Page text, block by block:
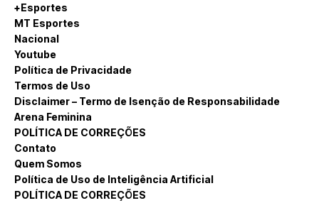
+Esportes
MT Esportes
Nacional
Youtube
Política de Privacidade
Termos de Uso
Disclaimer – Termo de Isenção de Responsabilidade
Arena Feminina
POLÍTICA DE CORREÇÕES
Contato
Quem Somos
Política de Uso de Inteligência Artificial
POLÍTICA DE CORREÇÕES